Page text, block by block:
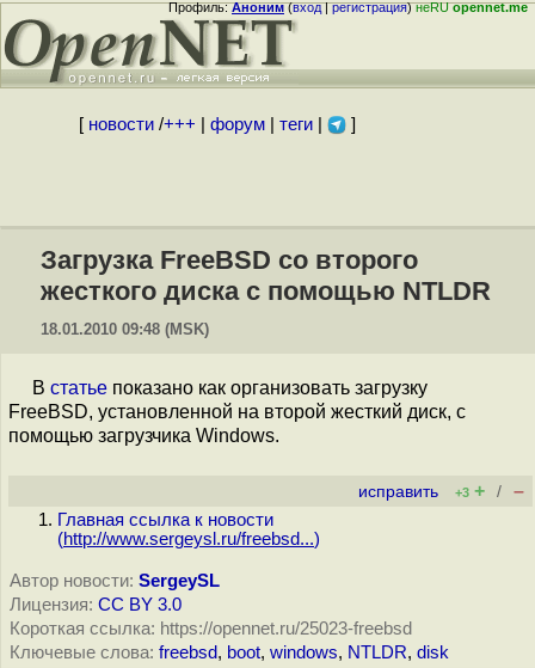
Профиль:Аноним(вход|регистрация)неRUopennet.me
[ новости/+++ форум| теги| ]
Загрузка FreeBSD со второго
жесткого диска с помощью NTLDR
18.01.2010 09:48 (MSK)
В статье показано как организовать загрузку
FreeBSD, установленной на второй жесткий диск, с
помощью загрузчика Windows.
исправить +3 + / –
Главная ссылка к новости
(http://www.sergeysl.ru/freebsd...)
Автор новости: SergeySL
Лицензия: CC BY 3.0
Короткая ссылка: https://opennet.ru/25023-freebsd
Ключевые слова: freebsd, boot, windows, NTLDR, disk